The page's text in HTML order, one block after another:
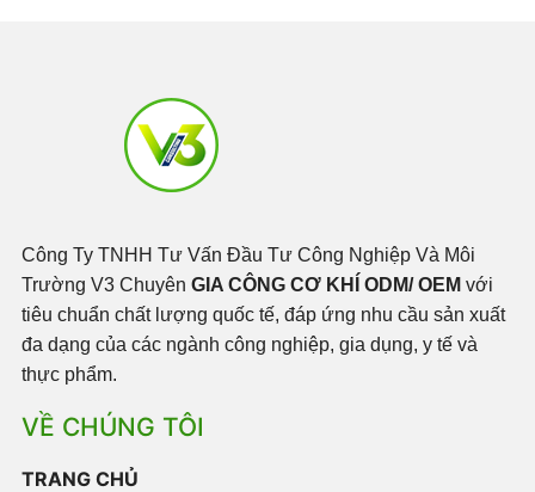
Công Ty TNHH Tư Vấn Đầu Tư Công Nghiệp Và Môi
Trường V3 Chuyên GIA CÔNG CƠ KHÍ ODM/ OEM với
tiêu chuẩn chất lượng quốc tế, đáp ứng nhu cầu sản xuất
đa dạng của các ngành công nghiệp, gia dụng, y tế và
thực phẩm.
VỀ CHÚNG TÔI
TRANG CHỦ